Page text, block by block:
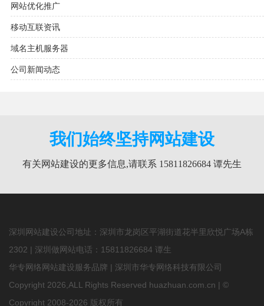
网站优化推广
移动互联资讯
域名主机服务器
公司新闻动态
我们始终坚持网站建设
有关网站建设的更多信息,请联系 15811826684 谭先生
深圳网站建设公司地址：深圳市龙岗区平湖街道花半里欣悦广场A栋
2302 | 深圳做网站电话： 15811826684 谭生
华专网络网站建设服务品牌 | 深圳市华专网络科技有限公司
Copyright 2026,ALL Rights Reserved huazhuan.com.cn | ©
Copyright 2008-2026 版权所有